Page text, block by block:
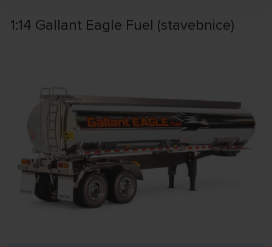
1:14 Gallant Eagle Fuel (stavebnice)